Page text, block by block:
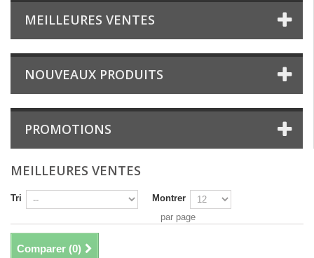
MEILLEURES VENTES
NOUVEAUX PRODUITS
PROMOTIONS
MEILLEURES VENTES
Tri
Montrer
par page
Comparer (0)